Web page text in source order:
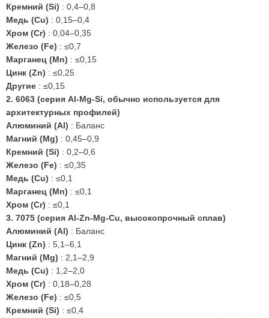
Кремний (Si) : 0,4–0,8
Медь (Cu) : 0,15–0,4
Хром (Cr) : 0,04–0,35
Железо (Fe) : ≤0,7
Марганец (Mn) : ≤0,15
Цинк (Zn) : ≤0,25
Другие : ≤0,15
2. 6063 (серия Al-Mg-Si, обычно используется для
архитектурных профилей)
Алюминий (Al) : Баланс
Магний (Mg) : 0,45–0,9
Кремний (Si) : 0,2–0,6
Железо (Fe) : ≤0,35
Медь (Cu) : ≤0,1
Марганец (Mn) : ≤0,1
Хром (Cr) : ≤0,1
3. 7075 (серия Al-Zn-Mg-Cu, высокопрочный сплав)
Алюминий (Al) : Баланс
Цинк (Zn) : 5,1–6,1
Магний (Mg) : 2,1–2,9
Медь (Cu) : 1,2–2,0
Хром (Cr) : 0,18–0,28
Железо (Fe) : ≤0,5
Кремний (Si) : ≤0,4